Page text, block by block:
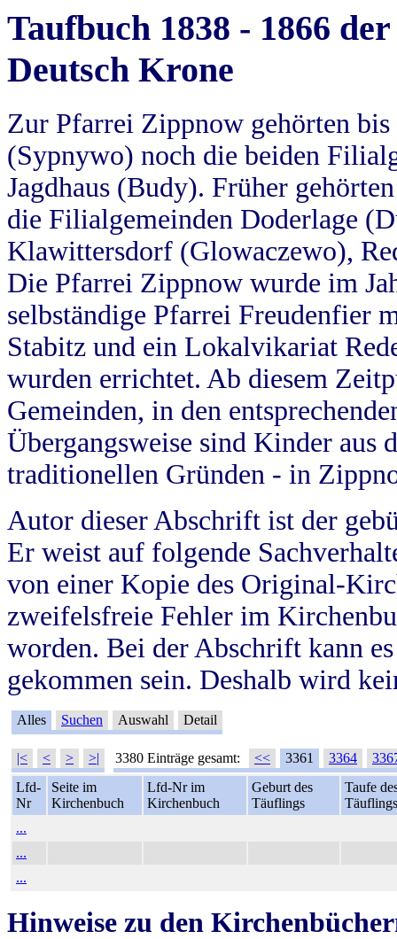
Taufbuch 1838 - 1866
Deutsch Krone
Zur Pfarrei Zippnow gehörten
(Sypnywo) noch die beiden
Jagdhaus (Budy). Früher
die Filialgemeinden Doderlage
Klawittersdorf (Glowaczewo),
Die Pfarrei Zippnow wurde im
selbständige Pfarrei Freudenfier
Stabitz und ein Lokalvikariat
wurden errichtet. Ab diesem
Gemeinden, in den
Übergangsweise sind Kinder aus
traditionellen Gründen - in
Autor dieser Abschrift ist der
Er weist auf folgende
von einer Kopie des Original-
zweifelsfreie Fehler im
worden. Bei der Abschrift kann
gekommen sein. Deshalb wird
Alles Suchen Auswahl Detail
|< < > >| 3380 Einträge gesamt: << 3361 3364
Lfd-
Nr
Seite im
Kirchenbuch
Lfd-Nr im
Kirchenbuch
Geburt des
Täuflings
Taufe
Täuflings
...
...
...
Hinweise zu den